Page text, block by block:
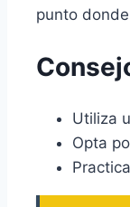
punto
Utiliza
Opta